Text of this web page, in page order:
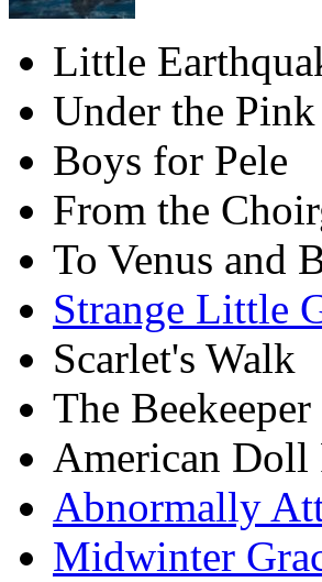
Little
Under the Pink
Boys for Pele
From the
To Venus and
Strange Little
Scarlet's Walk
The Beekeeper
American Doll
Abnormally
Midwinter